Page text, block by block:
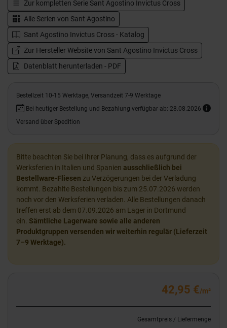
Zur kompletten Serie Sant Agostino Invictus Cross
Alle Serien von Sant Agostino
Sant Agostino Invictus Cross - Katalog
Zur Hersteller Website von Sant Agostino Invictus Cross
Datenblatt herunterladen - PDF
Bestellzeit 10-15 Werktage, Versandzeit 7-9 Werktage
Bei heutiger Bestellung und Bezahlung verfügbar ab: 28.08.2026
Versand über Spedition
Bitte beachten Sie bei Ihrer Planung, dass es aufgrund der
Werksferien in Italien und Spanien ausschließlich bei
Bestellware-Fliesen zu Verzögerungen bei der Verladung
kommt. Bezahlte Bestellungen bis zum 25.07.2026 werden
noch vor den Werksferien verladen. Alle Bestellungen danach
treffen erst ab dem 07.09.2026 am Lager in Dortmund
ein. Sämtliche Lagerware sowie alle anderen
Produktgruppen versenden wir weiterhin regulär (Lieferzeit
7–9 Werktage).
42,95 €/m²
Gesamtpreis / Liefermenge